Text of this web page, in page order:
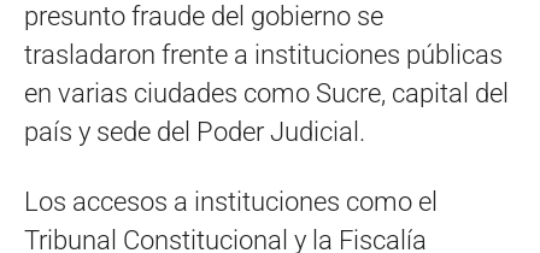
presunto fraude del gobierno se
trasladaron frente a instituciones públicas
en varias ciudades como Sucre, capital del
país y sede del Poder Judicial.
Los accesos a instituciones como el
Tribunal Constitucional y la Fiscalía